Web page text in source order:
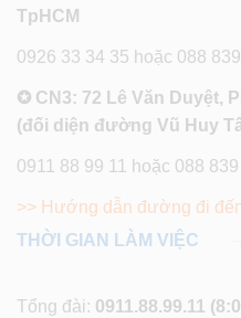
TpHCM
0926 33 34 35 hoặc 088
✪ CN3: 72 Lê Văn Duyệt,
(đối diện đường Vũ Huy
0911 88 99 11 hoặc 088
>> Hướng dẫn đường đi
THỜI GIAN LÀM VIỆC
Tổng đài: 0911.88.99.11